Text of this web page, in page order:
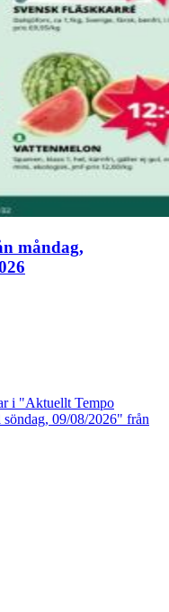
måndag,
i "Aktuellt Tempo
09/08/2026" från